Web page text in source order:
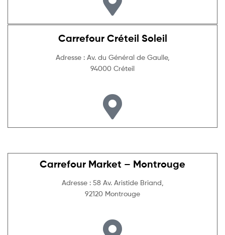
Carrefour Créteil Soleil
Adresse : Av. du Général de Gaulle,
94000 Créteil
Carrefour Market – Montrouge
Adresse : 58 Av. Aristide Briand,
92120 Montrouge